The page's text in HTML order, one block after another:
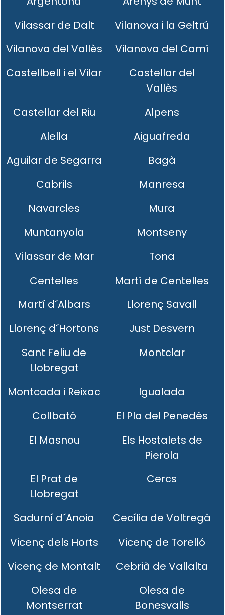
Vilassar de Dalt
Vilanova i la Geltrú
Vilanova del Vallès
Vilanova del Camí
Castellbell i el Vilar
Castellar del
Vallès
Castellar del Riu
Alpens
Alella
Aiguafreda
Aguilar de Segarra
Bagà
Cabrils
Manresa
Navarcles
Mura
Muntanyola
Montseny
Vilassar de Mar
Tona
Centelles
Martí de Centelles
Martí d´Albars
Llorenç Savall
Llorenç d´Hortons
Just Desvern
Sant Feliu de
Llobregat
Montclar
Montcada i Reixac
Igualada
Collbató
El Pla del Penedès
El Masnou
Els Hostalets de
Pierola
El Prat de
Llobregat
Cercs
Sadurní d´Anoia
Cecília de Voltregà
Vicenç dels Horts
Vicenç de Torelló
Vicenç de Montalt
Cebrià de Vallalta
Olesa de
Montserrat
Olesa de
Bonesvalls